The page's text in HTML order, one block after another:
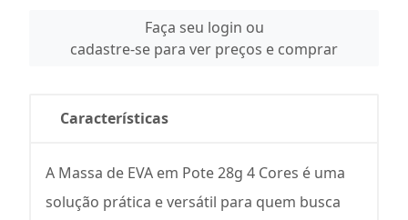
Faça seu login ou
cadastre-se para ver preços e comprar
Características
A Massa de EVA em Pote 28g 4 Cores é uma
solução prática e versátil para quem busca